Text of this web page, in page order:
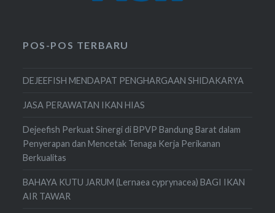
POS-POS TERBARU
DEJEEFISH MENDAPAT PENGHARGAAN SHIDAKARYA
JASA PERAWATAN IKAN HIAS
Dejeefish Perkuat Sinergi di BPVP Bandung Barat dalam
Penyerapan dan Mencetak Tenaga Kerja Perikanan
Berkualitas
BAHAYA KUTU JARUM (Lernaea cyprynacea) BAGI IKAN
AIR TAWAR